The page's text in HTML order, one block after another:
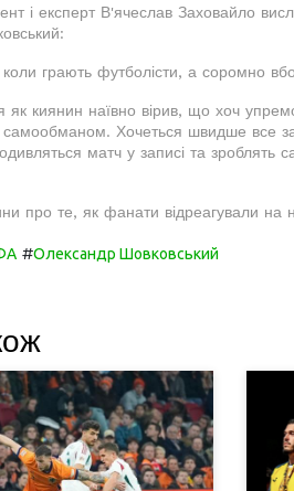
і експерт В'ячеслав Заховайло
грають футболісти, а соромно
киянин наївно вірив, що хоч
Хочеться швидше все
матч у записі та зроблять
про те, як фанати відреагували на
#Олександр Шовковський